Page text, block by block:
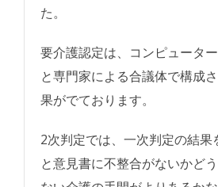
た。
要介護認定は、コンピュータ
と専門家による合議体で構成
果がでております。
2次判定では、一次判定の結果
と意見書に不整合がないかど